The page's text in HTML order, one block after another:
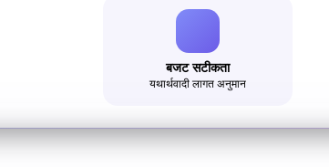
बजट सटीकता
यथार्थवादी लागत अनुमान